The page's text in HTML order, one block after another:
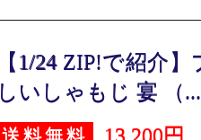
【1/24 ZIP!で紹介
しいしゃもじ 宴 （...